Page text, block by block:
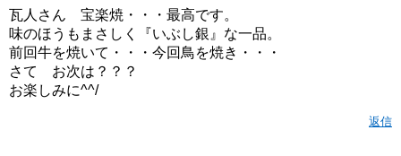
瓦人さん 宝楽焼・・・最高です。
味のほうもまさしく『いぶし銀』な一品。
前回牛を焼いて・・・今回鳥を焼き・・・
さて お次は？？？
お楽しみに^^/
返信